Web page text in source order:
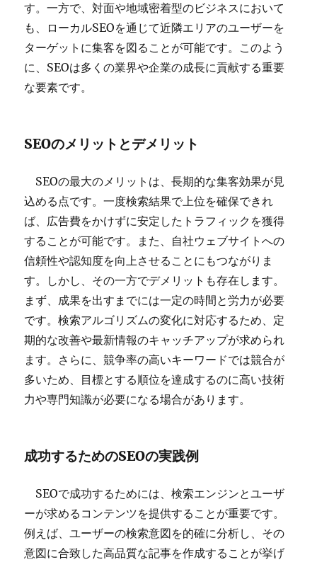
す。一方で、対面や地域密着型のビジネスにおいて
も、ローカルSEOを通じて近隣エリアのユーザーを
ターゲットに集客を図ることが可能です。このよう
に、SEOは多くの業界や企業の成長に貢献する重要
な要素です。
SEOのメリットとデメリット
SEOの最大のメリットは、長期的な集客効果が見
込める点です。一度検索結果で上位を確保できれ
ば、広告費をかけずに安定したトラフィックを獲得
することが可能です。また、自社ウェブサイトへの
信頼性や認知度を向上させることにもつながりま
す。しかし、その一方でデメリットも存在します。
まず、成果を出すまでには一定の時間と労力が必要
です。検索アルゴリズムの変化に対応するため、定
期的な改善や最新情報のキャッチアップが求められ
ます。さらに、競争率の高いキーワードでは競合が
多いため、目標とする順位を達成するのに高い技術
力や専門知識が必要になる場合があります。
成功するためのSEOの実践例
SEOで成功するためには、検索エンジンとユーザ
ーが求めるコンテンツを提供することが重要です。
例えば、ユーザーの検索意図を的確に分析し、その
意図に合致した高品質な記事を作成することが挙げ